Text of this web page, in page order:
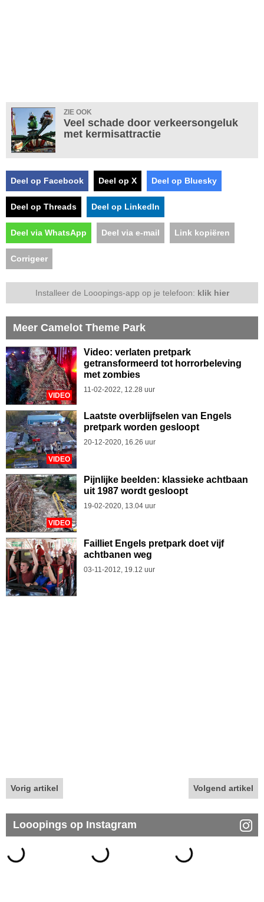
ZIE OOK
Veel schade door verkeersongeluk
met kermisattractie
Deel op Facebook Deel op X Deel op Bluesky
Deel op Threads Deel op LinkedIn
Deel via WhatsApp Deel via e-mail Link kopiëren
Corrigeer
Installeer de Looopings-app op je telefoon: klik hier
Meer Camelot Theme Park
VIDEO
Video: verlaten pretpark
getransformeerd tot horrorbeleving
met zombies
11-02-2022, 12.28 uur
VIDEO
Laatste overblijfselen van Engels
pretpark worden gesloopt
20-12-2020, 16.26 uur
VIDEO
Pijnlijke beelden: klassieke achtbaan
uit 1987 wordt gesloopt
19-02-2020, 13.04 uur
Failliet Engels pretpark doet vijf
achtbanen weg
03-11-2012, 19.12 uur
Vorig artikel Volgend artikel
Looopings op Instagram